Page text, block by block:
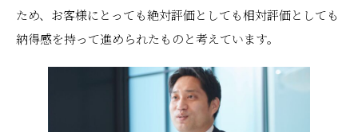
ため、お客様にとっても絶対評価としても相対評価としても
納得感を持って進められたものと考えています。